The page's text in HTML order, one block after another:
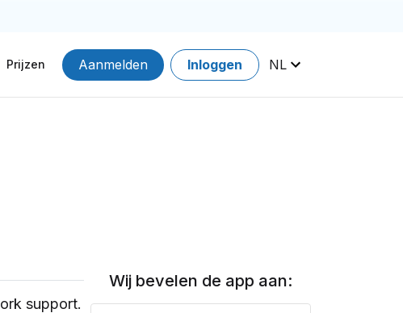
Prijzen Aanmelden Inloggen NL
support.
Wij bevelen de app aan: